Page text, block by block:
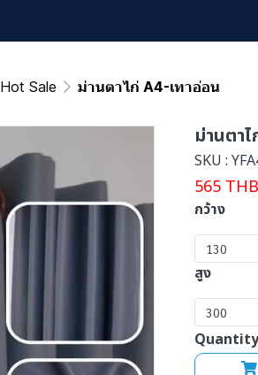
Hot Sale ม่านตาไก่ A4-เทาอ่อน
ม่านตา
SKU :
565 THB
กว้าง
130
สูง
300
Quantity